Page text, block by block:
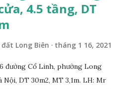
4.5 tầng, DT
Long Biên tháng 1 16, 2021
đường Cổ Linh, phường Long
Nội, DT 30m2, MT 3,1m. LH: Mr